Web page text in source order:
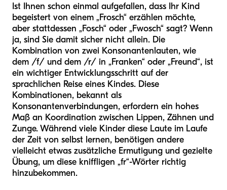
Ist Ihnen schon einmal aufgefallen, dass Ihr Kind
begeistert von einem „Frosch“ erzählen möchte,
aber stattdessen „Fosch“ oder „Fwosch“ sagt? Wenn
ja, sind Sie damit sicher nicht allein. Die
Kombination von zwei Konsonantenlauten, wie
dem /f/ und dem /r/ in „Franken“ oder „Freund“, ist
ein wichtiger Entwicklungsschritt auf der
sprachlichen Reise eines Kindes. Diese
Kombinationen, bekannt als
Konsonantenverbindungen, erfordern ein hohes
Maß an Koordination zwischen Lippen, Zähnen und
Zunge. Während viele Kinder diese Laute im Laufe
der Zeit von selbst lernen, benötigen andere
vielleicht etwas zusätzliche Ermutigung und gezielte
Übung, um diese kniffligen „fr“-Wörter richtig
hinzubekommen.